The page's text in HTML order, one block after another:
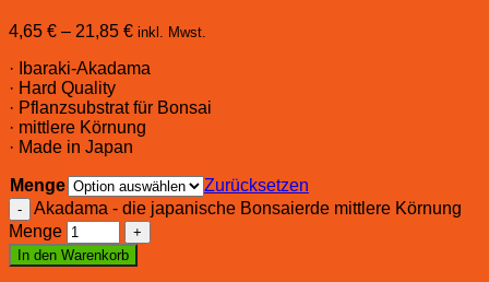
4,65 € – 21,85 € inkl. Mwst.
· Ibaraki-Akadama
· Hard Quality
· Pflanzsubstrat für Bonsai
· mittlere Körnung
· Made in Japan
Menge
Zurücksetzen
Akadama - die japanische Bonsaierde mittlere Körnung
Menge
In den Warenkorb